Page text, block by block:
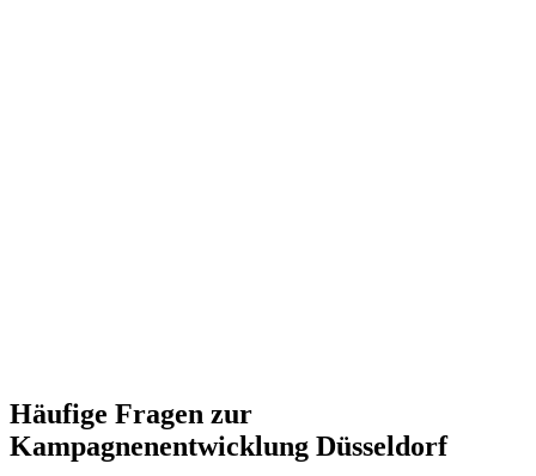
Häufige Fragen zur
Kampagnenentwicklung Düsseldorf